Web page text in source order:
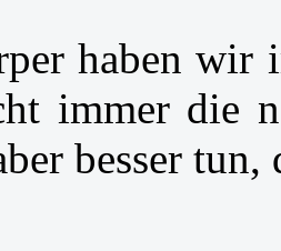
haben wir
immer die
besser tun,